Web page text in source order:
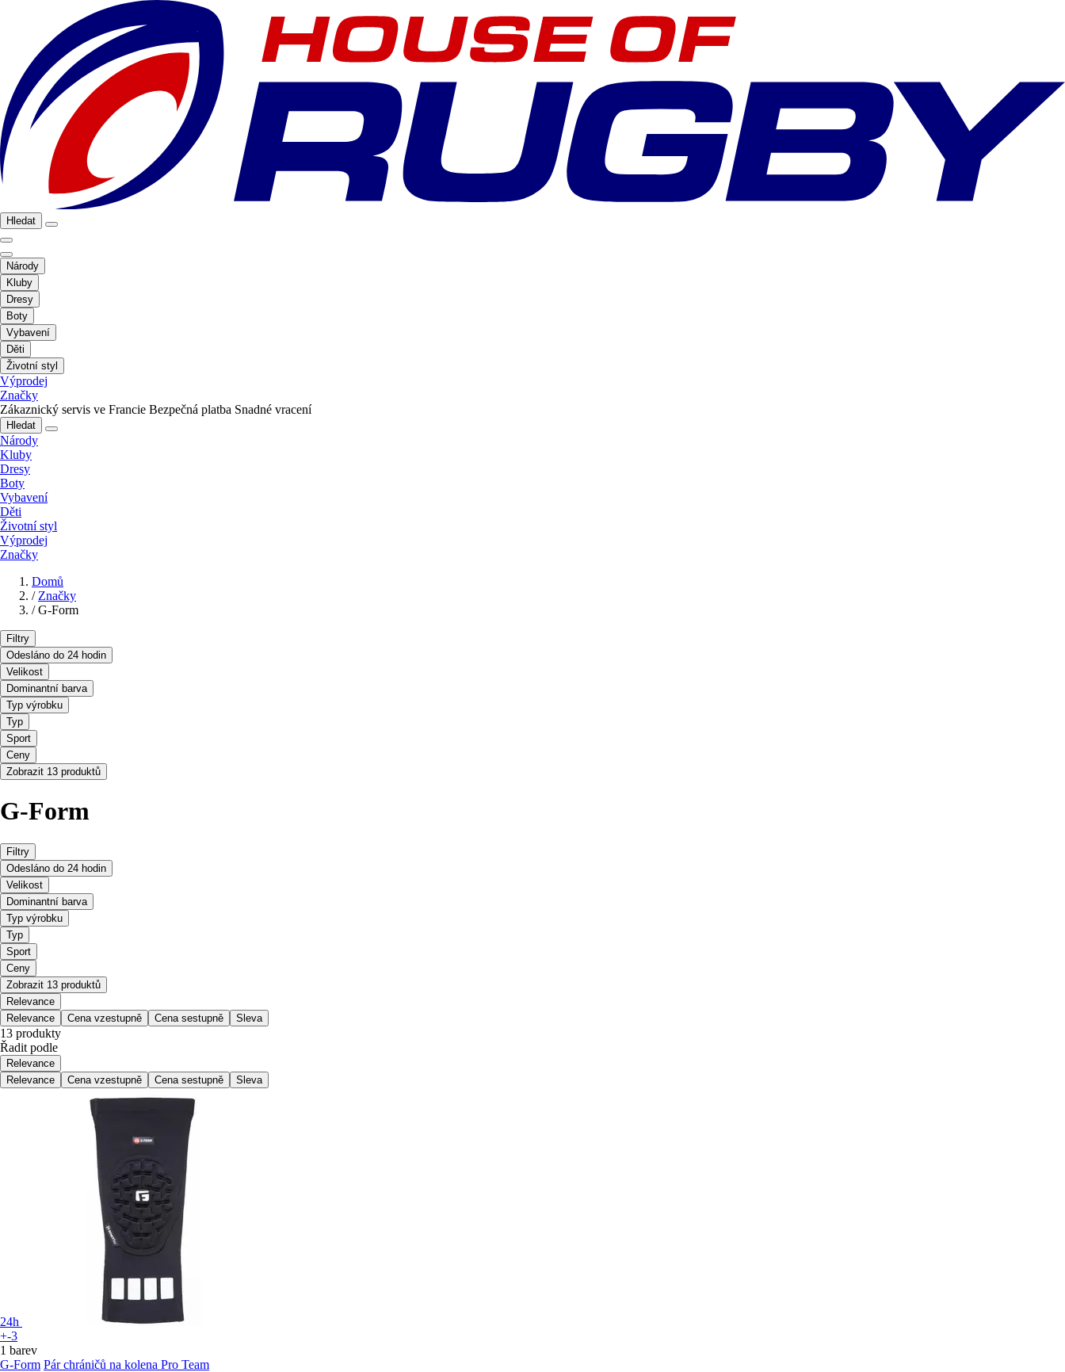
Hledat
Národy
Kluby
Dresy
Boty
Vybavení
Děti
Životní styl
Výprodej
Značky
Zákaznický servis ve Francie Bezpečná platba Snadné vracení
Hledat
Národy
Kluby
Dresy
Boty
Vybavení
Děti
Životní styl
Výprodej
Značky
Domů
/ Značky
/ G-Form
Filtry
Odesláno do 24 hodin
Velikost
Dominantní barva
Typ výrobku
Typ
Sport
Ceny
Zobrazit 13 produktů
G-Form
Filtry
Odesláno do 24 hodin
Velikost
Dominantní barva
Typ výrobku
Typ
Sport
Ceny
Zobrazit 13 produktů
Relevance
Relevance
Cena vzestupně Cena sestupně Sleva
13 produkty
Řadit podle
Relevance
Relevance
Cena vzestupně Cena sestupně Sleva
24h
+-3
1 barev
G-Form Pár chráničů na kolena Pro Team